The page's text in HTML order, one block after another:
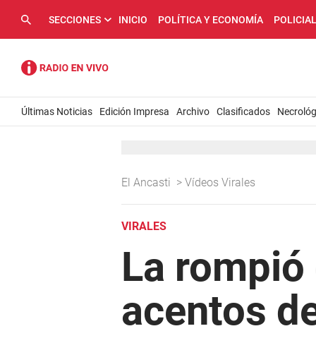
SECCIONES INICIO POLÍTICA Y ECONOMÍA
Últimas Noticias Edición Impresa Archivo Clasificados
El Ancasti > Vídeos Virales
VIRALES
La
acentos